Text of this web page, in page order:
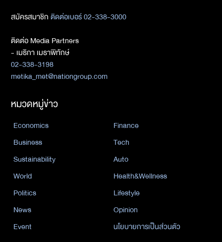
สมัครสมาชิกติดต่อเบอร์ 02-338-3000
ติดต่อ Media Partners
- เมธิกา เมธาพิทักษ์
02-338-3198
metika_met@nationgroup.com
หมวดหมู่ข่าว
Economics
Finance
Business
Tech
Sustainability
Auto
World
Health&Wellness
Politics
Lifestyle
News
Opinion
Event
นโยบายการเป็นส่วนตัว